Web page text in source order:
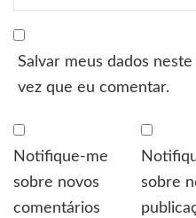
Salvar meus dados
vez que eu comentar.
Notifique-me
sobre novos
comentários
sobre